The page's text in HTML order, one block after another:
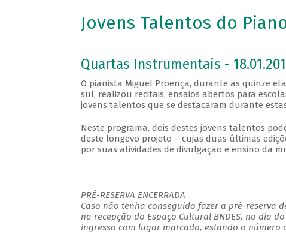
Jovens Talentos do
Quartas Instrumentais -
O pianista Miguel Proença, durante as quinze
sul, realizou recitais, ensaios abertos para
jovens talentos que se destacaram durante
Neste programa, dois destes jovens talentos
deste longevo projeto – cujas duas últimas
por suas atividades de divulgação e ensino da
PRÉ-RESERVA ENCERRADA
Caso não tenha conseguido fazer a pré-reserva
na recepção do Espaço Cultural BNDES, no dia
ingresso com lugar marcado, estando o